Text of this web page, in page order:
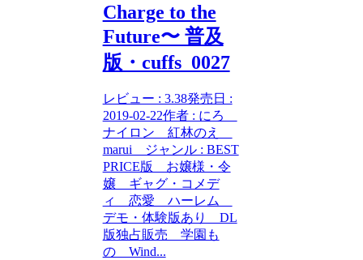
Charge to the
Future〜 普及
版・cuffs_0027
レビュー : 3.38発売日 :
2019-02-22作者 : にろ
ナイロン 紅林のえ
marui ジャンル : BEST
PRICE版 お嬢様・令
嬢 ギャグ・コメデ
ィ 恋愛 ハーレム
デモ・体験版あり DL
版独占販売 学園も
の Wind...